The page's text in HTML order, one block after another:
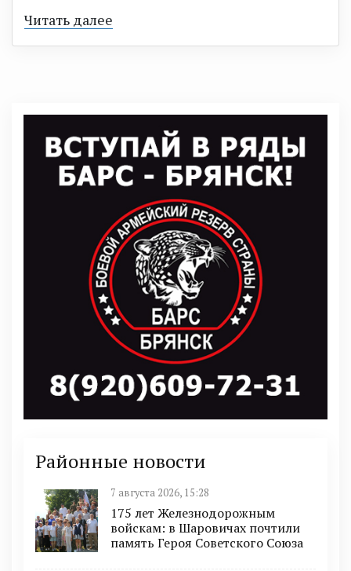
Читать далее
Районные новости
7 августа 2026, 15:28
175 лет Железнодорожным
войскам: в Шаровичах почтили
память Героя Советского Союза